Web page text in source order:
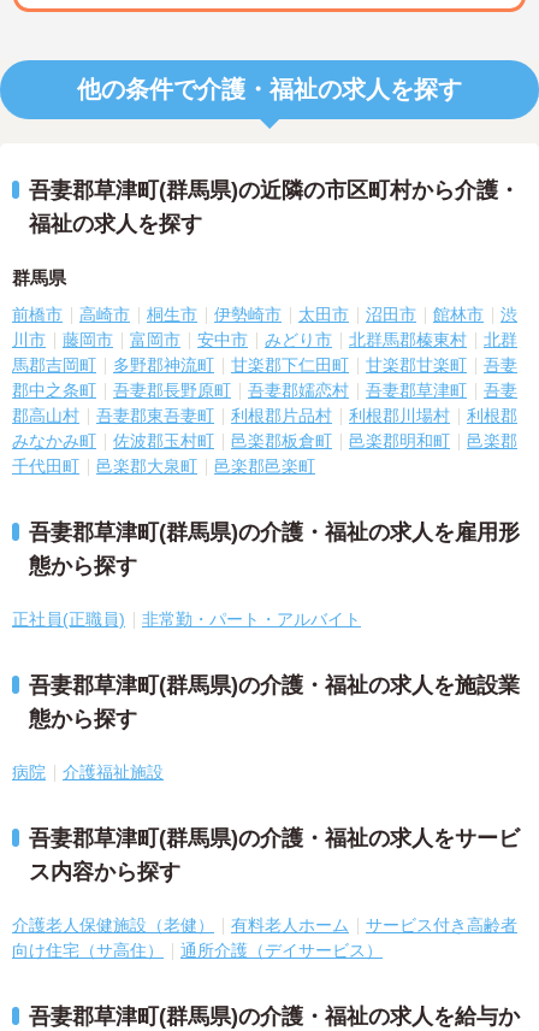
他の条件で介護・福祉の求人を探す
吾妻郡草津町(群馬県)の近隣の市区町村から介護・
福祉の求人を探す
群馬県
前橋市 高崎市 桐生市 伊勢崎市 太田市 沼田市 館林市
渋
川市
藤岡市 富岡市 安中市 みどり市 北群馬郡榛東村
北群
馬郡吉岡町
多野郡神流町 甘楽郡下仁田町 甘楽郡甘楽町
吾妻
郡中之条町
吾妻郡長野原町 吾妻郡嬬恋村 吾妻郡草津町
吾妻
郡高山村
吾妻郡東吾妻町 利根郡片品村 利根郡川場村
利根郡
みなかみ町
佐波郡玉村町 邑楽郡板倉町 邑楽郡明和町
邑楽郡
千代田町
邑楽郡大泉町 邑楽郡邑楽町
吾妻郡草津町(群馬県)の介護・福祉の求人を雇用形
態から探す
正社員(正職員) 非常勤・パート・アルバイト
吾妻郡草津町(群馬県)の介護・福祉の求人を施設業
態から探す
病院 介護福祉施設
吾妻郡草津町(群馬県)の介護・福祉の求人をサービ
ス内容から探す
介護老人保健施設（老健） 有料老人ホーム
サービス付き高齢者
向け住宅（サ高住）
通所介護（デイサービス）
吾妻郡草津町(群馬県)の介護・福祉の求人を給与か